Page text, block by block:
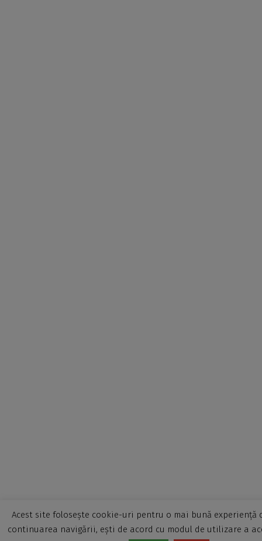
Acest site folosește cookie-uri pentru o mai bună experiență
continuarea navigării, ești de acord cu modul de utilizare a